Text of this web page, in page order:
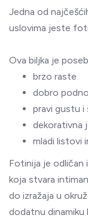
Jedna od
uslovima jeste
Ova biljka je
brzo raste
dobro
pravi gustu i
dekorativna
mladi listovi
Fotinija je odličan
koja stvara
do izražaja u
dodatnu dinamiku